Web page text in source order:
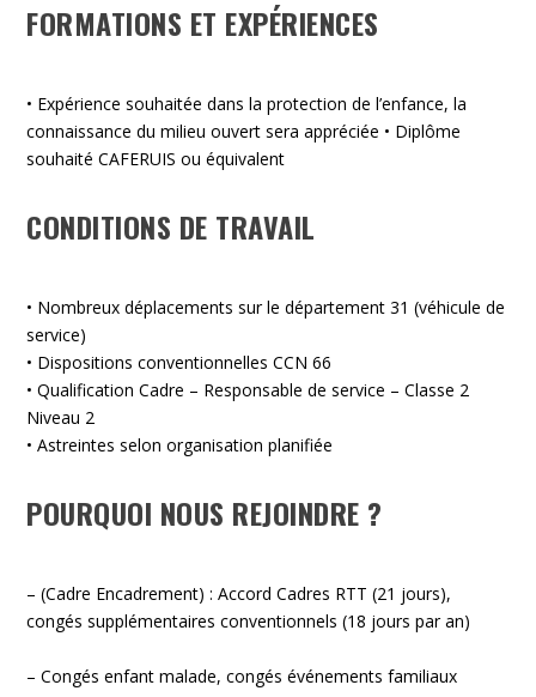
FORMATIONS ET EXPÉRIENCES
• Expérience souhaitée dans la protection de l’enfance, la
connaissance du milieu ouvert sera appréciée • Diplôme
souhaité CAFERUIS ou équivalent
CONDITIONS DE TRAVAIL
• Nombreux déplacements sur le département 31 (véhicule de
service)
• Dispositions conventionnelles CCN 66
• Qualification Cadre – Responsable de service – Classe 2
Niveau 2
• Astreintes selon organisation planifiée
POURQUOI NOUS REJOINDRE ?
– (Cadre Encadrement) : Accord Cadres RTT (21 jours),
congés supplémentaires conventionnels (18 jours par an)
– Congés enfant malade, congés événements familiaux